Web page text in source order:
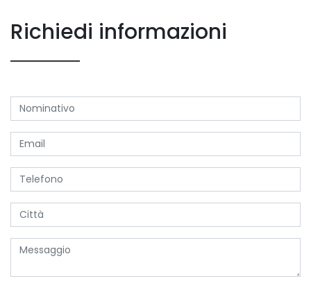
Richiedi informazioni